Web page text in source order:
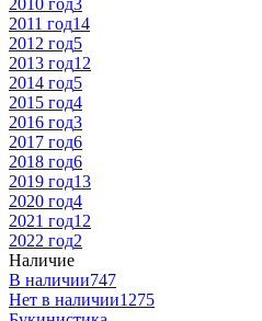
2011 год14
2012 год5
2013 год12
2014 год5
2015 год4
2016 год3
2017 год6
2018 год6
2019 год13
2020 год4
2021 год12
2022 год2
Наличие
В наличии747
Нет в наличии1275